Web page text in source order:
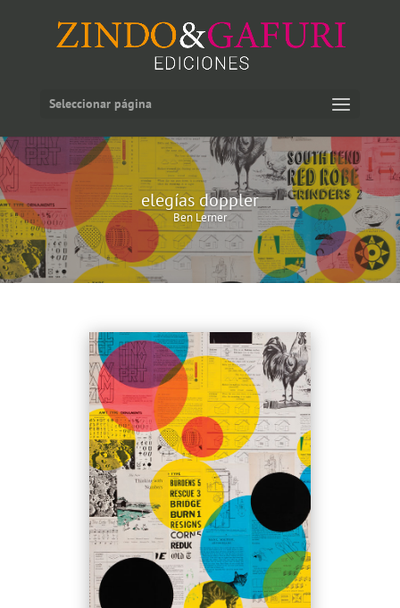
Seleccionar página
elegías doppler
Ben Lerner